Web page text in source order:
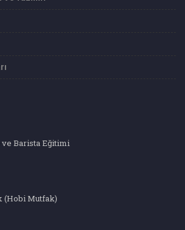
ve Barista Eğitimi
(Hobi Mutfak)